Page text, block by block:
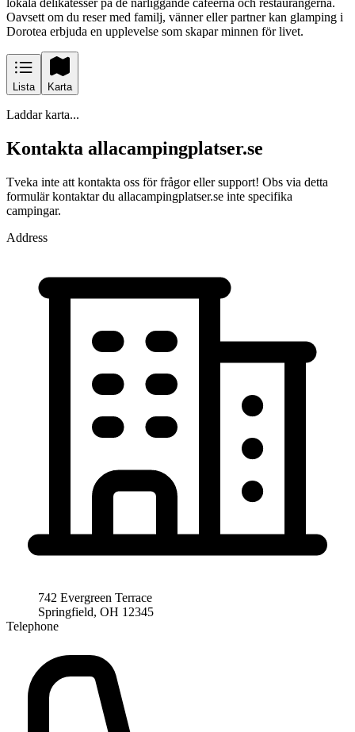
Oavsett om du reser med familj, vänner eller partner kan glamping i
Dorotea erbjuda en upplevelse som skapar minnen för livet.
Lista Karta
Laddar karta...
Kontakta allacampingplatser.se
Tveka inte att kontakta oss för frågor eller support! Obs via detta
formulär kontaktar du allacampingplatser.se inte specifika
campingar.
Address
742 Evergreen Terrace
Springfield, OH 12345
Telephone